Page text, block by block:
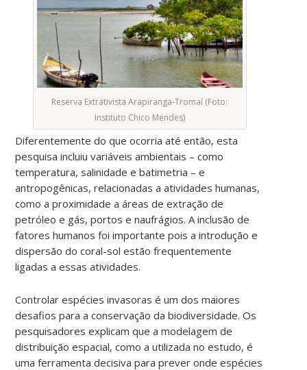
Reserva Extrativista Arapiranga-Tromaí (Foto:
Instituto Chico Mendes)
Diferentemente do que ocorria até então, esta
pesquisa incluiu variáveis ambientais – como
temperatura, salinidade e batimetria – e
antropogênicas, relacionadas a atividades humanas,
como a proximidade a áreas de extração de
petróleo e gás, portos e naufrágios. A inclusão de
fatores humanos foi importante pois a introdução e
dispersão do coral-sol estão frequentemente
ligadas a essas atividades.
Controlar espécies invasoras é um dos maiores
desafios para a conservação da biodiversidade. Os
pesquisadores explicam que a modelagem de
distribuição espacial, como a utilizada no estudo, é
uma ferramenta decisiva para prever onde espécies